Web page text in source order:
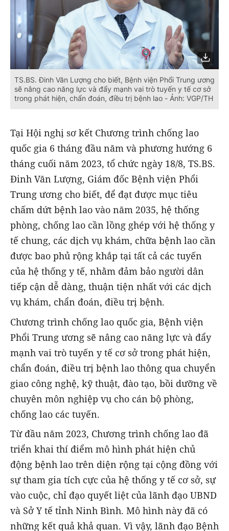
TS.BS. Đinh Văn Lượng cho biết, Bệnh viện Phổi Trung ương
sẽ nâng cao năng lực và đẩy mạnh vai trò tuyến y tế cơ sở
trong phát hiện, chẩn đoán, điều trị bệnh lao - Ảnh: VGP/TH
Tại Hội nghị sơ kết Chương trình chống lao
quốc gia 6 tháng đầu năm và phương hướng 6
tháng cuối năm 2023, tổ chức ngày 18/8, TS.BS.
Đinh Văn Lượng, Giám đốc Bệnh viện Phổi
Trung ương cho biết, để đạt được mục tiêu
chấm dứt bệnh lao vào năm 2035, hệ thống
phòng, chống lao cần lồng ghép với hệ thống y
tế chung, các dịch vụ khám, chữa bệnh lao cần
được bao phủ rộng khắp tại tất cả các tuyến
của hệ thống y tế, nhằm đảm bảo người dân
tiếp cận dễ dàng, thuận tiện nhất với các dịch
vụ khám, chẩn đoán, điều trị bệnh.
Chương trình chống lao quốc gia, Bệnh viện
Phổi Trung ương sẽ nâng cao năng lực và đẩy
mạnh vai trò tuyến y tế cơ sở trong phát hiện,
chẩn đoán, điều trị bệnh lao thông qua chuyển
giao công nghệ, kỹ thuật, đào tạo, bồi dưỡng về
chuyên môn nghiệp vụ cho cán bộ phòng,
chống lao các tuyến.
Từ đầu năm 2023, Chương trình chống lao đã
triển khai thí điểm mô hình phát hiện chủ
động bệnh lao trên diện rộng tại cộng đồng với
sự tham gia tích cực của hệ thống y tế cơ sở, sự
vào cuộc, chỉ đạo quyết liệt của lãnh đạo UBND
và Sở Y tế tỉnh Ninh Bình. Mô hình này đã có
những kết quả khả quan. Vì vậy, lãnh đạo Bệnh